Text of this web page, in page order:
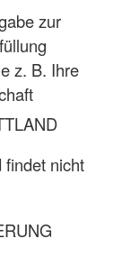
zur
z. B. Ihre
findet nicht